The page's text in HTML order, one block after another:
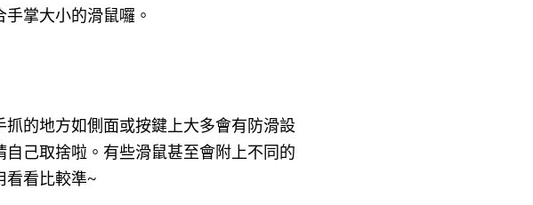
掌大小的滑鼠囉。
的地方如側面或按鍵上大多會有防滑設
己取捨啦。有些滑鼠甚至會附上不同的
看看比較準~